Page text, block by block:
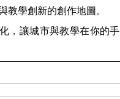
教學創新的創作地圖。
，讓城市與教學在你的手